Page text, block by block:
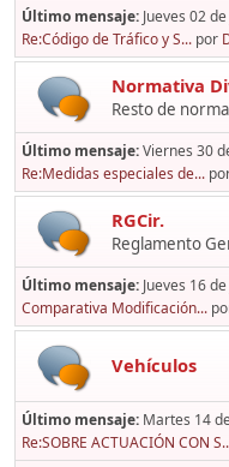
Último mensaje: Jueves 02
Re:Código de Tráfico y S... por
Normativa
Resto de
Último mensaje:Viernes 30
Re:Medidas especiales de...
RGCir.
Reglamento
Último mensaje: Jueves 16
Comparativa Modificación...
Vehículos
Último mensaje: Martes 14
Re:SOBRE ACTUACIÓN CON